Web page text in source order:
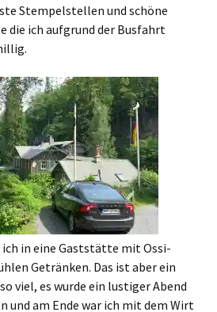
Stempelstellen und schöne
die ich aufgrund der Busfahrt
in eine Gaststätte mit Ossi-
Getränken. Das ist aber ein
viel, es wurde ein lustiger Abend
und am Ende war ich mit dem Wirt